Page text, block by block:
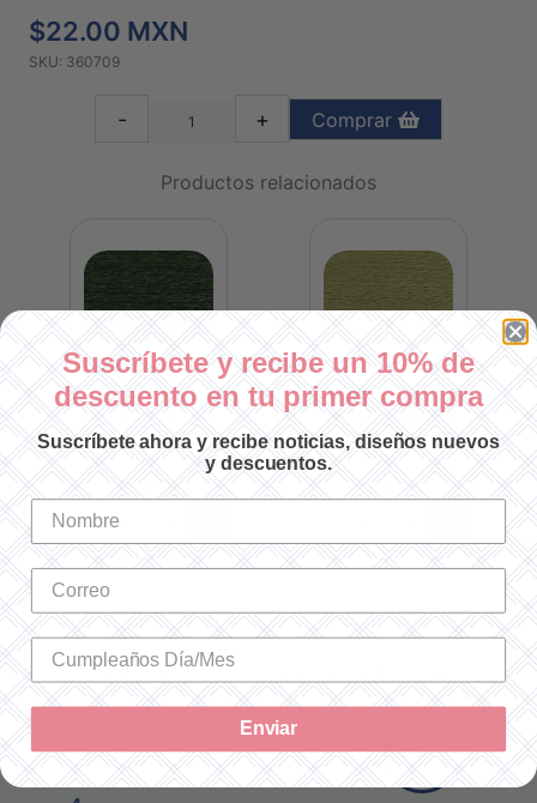
$22.00 MXN
SKU: 360709
- + Comprar
Productos relacionados
LANA ECO VITA 708
SKU: 360708
$22.00 MXN
-
LANA ECO VITA 707
SKU: 360707
$22.00 MXN
SOLO ENVÍOS A LA REPÚBLICA
MEXICANA
Suscríbete y recibe un 10% de
descuento en tu primer compra
Suscríbete ahora y recibe noticias, diseños nuevos
y descuentos.
Enviar